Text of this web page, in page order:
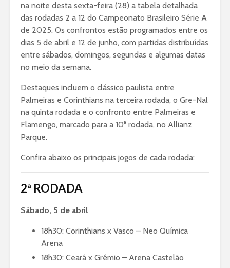
na noite desta sexta-feira (28) a tabela detalhada
das rodadas 2 a 12 do Campeonato Brasileiro Série A
de 2025. Os confrontos estão programados entre os
dias 5 de abril e 12 de junho, com partidas distribuídas
entre sábados, domingos, segundas e algumas datas
no meio da semana.
Destaques incluem o clássico paulista entre
Palmeiras e Corinthians na terceira rodada, o Gre-Nal
na quinta rodada e o confronto entre Palmeiras e
Flamengo, marcado para a 10ª rodada, no Allianz
Parque.
Confira abaixo os principais jogos de cada rodada:
2ª RODADA
Sábado, 5 de abril
18h30: Corinthians x Vasco – Neo Química
Arena
18h30: Ceará x Grêmio – Arena Castelão